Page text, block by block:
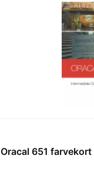
Oracal 651 farvekort